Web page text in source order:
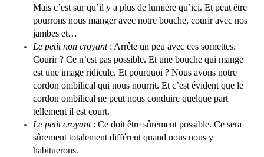
Mais c’est sur qu’il y a plus de lumière qu’ici. Et peut être
pourrons nous manger avec notre bouche, courir avec nos
jambes et…
Le petit non croyant : Arrête un peu avec ces sornettes.
Courir ? Ce n’est pas possible. Et une bouche qui mange
est une image ridicule. Et pourquoi ? Nous avons notre
cordon ombilical qui nous nourrit. Et c’est évident que le
cordon ombilical ne peut nous conduire quelque part
tellement il est court.
Le petit croyant : Ce doit être sûrement possible. Ce sera
sûrement totalement différent quand nous nous y
habituerons.